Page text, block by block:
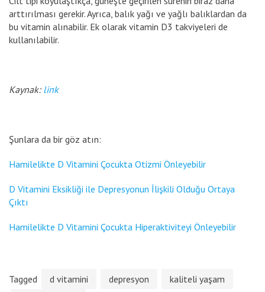
arttırılması gerekir. Ayrıca, balık yağı ve yağlı balıklardan da
bu vitamin alınabilir. Ek olarak vitamin D3 takviyeleri de
kullanılabilir.
Kaynak: link
Şunlara da bir göz atın:
Hamilelikte D Vitamini Çocukta Otizmi Önleyebilir
D Vitamini Eksikliği ile Depresyonun İlişkili Olduğu Ortaya
Çıktı
Hamilelikte D Vitamini Çocukta Hiperaktiviteyi Önleyebilir
Tagged d vitamini depresyon
kaliteli yaşam